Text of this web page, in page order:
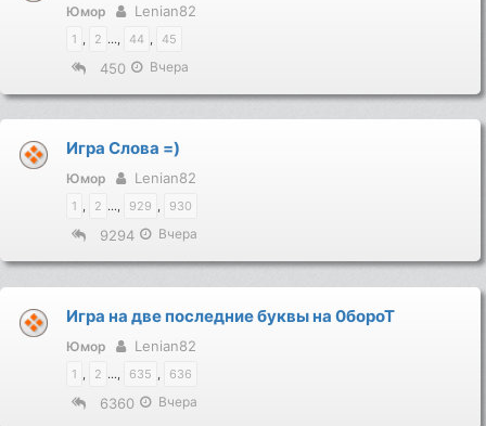
Юмор Lenian82
1 2 ..., 44 45
450 Вчера
Игра Слова =)
Юмор Lenian82
1 , 2 ..., 929 , 930
9294 Вчера
Игра на две последние буквы на 0бороТ
Юмор Lenian82
1 2 ..., 635 636
6360 Вчера